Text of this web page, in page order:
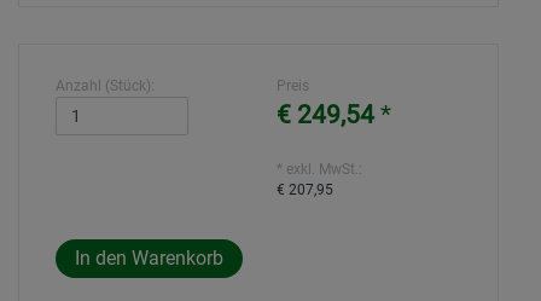
Anzahl (Stück): Preis
€ 249,54*
* exkl. MwSt.:
€ 207,95